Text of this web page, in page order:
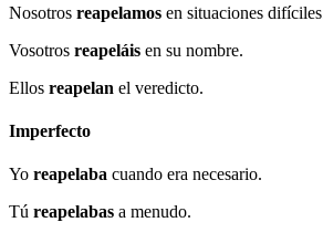
Nosotros reapelamos en situaciones
Vosotros reapeláis en su nombre.
Ellos reapelan el veredicto.
Imperfecto
Yo reapelaba cuando era necesario.
Tú reapelabas a menudo.